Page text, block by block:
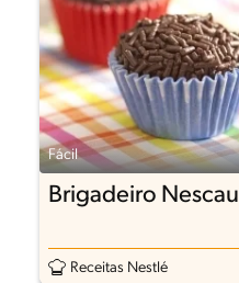
Fácil
Brigadeiro Nescau
Receitas Nestlé